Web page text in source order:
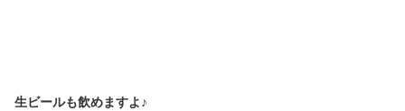
生ビールも飲めますよ♪